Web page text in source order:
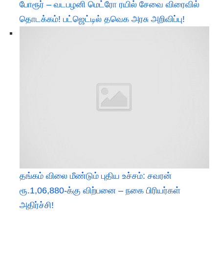
போரூர் – வடபழனி மெட்ரோ ரயில் சேவை விரைவில்
தொடக்கம்! பட்ஜெட்டில் தவெக அரசு அறிவிப்பு!
தங்கம் விலை மீண்டும் புதிய உச்சம்: சவரன்
ரூ.1,06,880-க்கு விற்பனை – நகை பிரியர்கள்
அதிர்ச்சி!